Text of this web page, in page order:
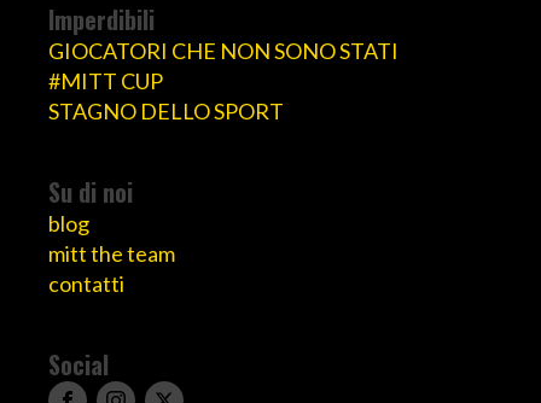
Imperdibili
GIOCATORI CHE NON SONO STATI
#MITT CUP
STAGNO DELLO SPORT
Su di noi
blog
mitt the team
contatti
Social